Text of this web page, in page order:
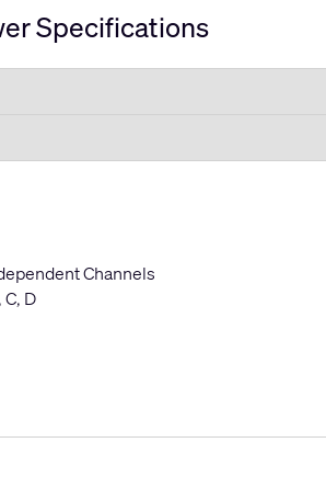
Specifications
Channels
C, D